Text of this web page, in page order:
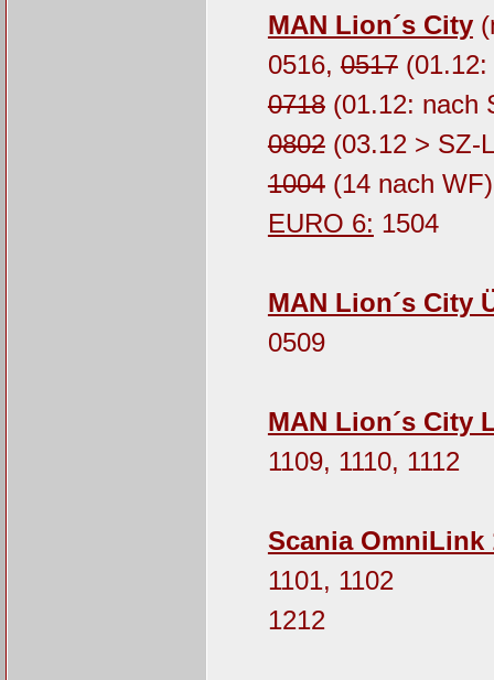
MAN Lion´s City
0516, 0517(01.12:
0718(01.12: nach
0802(03.12 > SZ-
1004(14 nach
EURO 6: 1504
MAN Lion´s City
0509
MAN Lion´s City
1109, 1110, 1112
Scania OmniLink
1101, 1102
1212